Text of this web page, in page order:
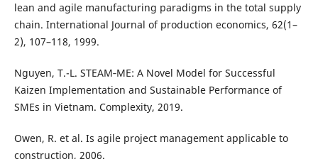
lean and agile manufacturing paradigms in the total supply
chain. International Journal of production economics, 62(1–
2), 107–118, 1999.
Nguyen, T.-L. STEAM‐ME: A Novel Model for Successful
Kaizen Implementation and Sustainable Performance of
SMEs in Vietnam. Complexity, 2019.
Owen, R. et al. Is agile project management applicable to
construction, 2006.